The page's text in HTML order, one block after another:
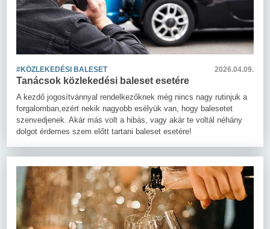
#KÖZLEKEDÉSI BALESET 2026.04.09.
Tanácsok közlekedési baleset esetére
A kezdő jogosítvánnyal rendelkezőknek még nincs nagy rutinjuk a
forgalomban,ezért nekik nagyobb esélyük van, hogy balesetet
szenvedjenek. Akár más volt a hibás, vagy akár te voltál néhány
dolgot érdemes szem előtt tartani baleset esetére!